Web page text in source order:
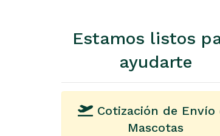
Estamos listos
ayudarte
Cotización de Envío
Mascotas